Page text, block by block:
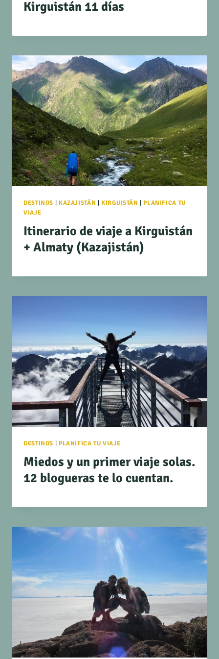
Kirguistán 11 días
DESTINOS | KAZAJISTÁN | KIRGUISTÁN | PLANIFICA TU
VIAJE
Itinerario de viaje a Kirguistán
+ Almaty (Kazajistán)
DESTINOS | PLANIFICA TU VIAJE
Miedos y un primer viaje solas.
12 blogueras te lo cuentan.